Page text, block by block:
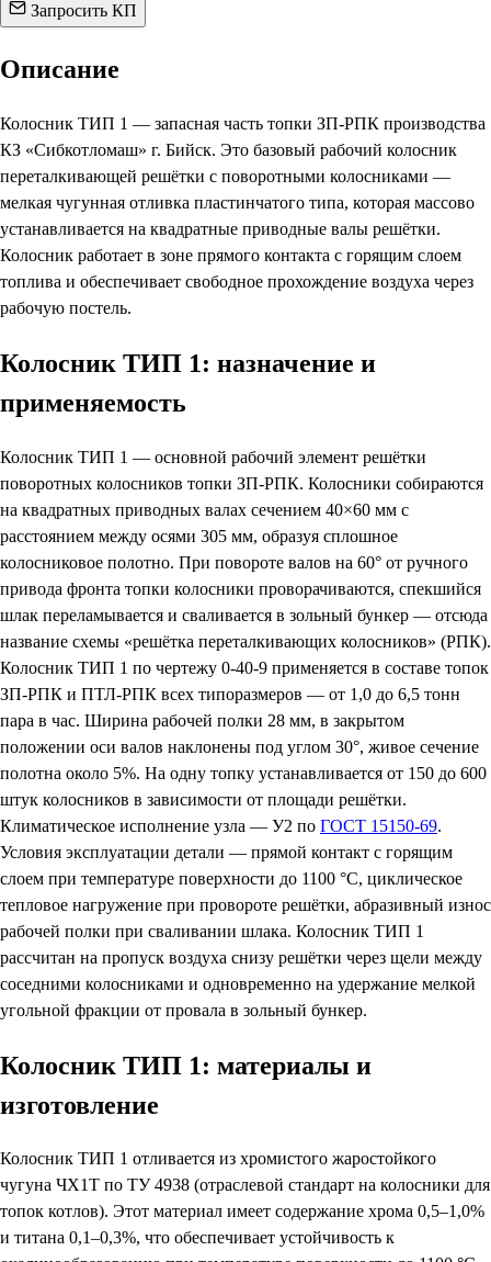
Запросить КП
Описание
Колосник ТИП 1 — запасная часть топки ЗП-РПК производства
КЗ «Сибкотломаш» г. Бийск. Это базовый рабочий колосник
переталкивающей решётки с поворотными колосниками —
мелкая чугунная отливка пластинчатого типа, которая массово
устанавливается на квадратные приводные валы решётки.
Колосник работает в зоне прямого контакта с горящим слоем
топлива и обеспечивает свободное прохождение воздуха через
рабочую постель.
Колосник ТИП 1: назначение и
применяемость
Колосник ТИП 1 — основной рабочий элемент решётки
поворотных колосников топки ЗП-РПК. Колосники собираются
на квадратных приводных валах сечением 40×60 мм с
расстоянием между осями 305 мм, образуя сплошное
колосниковое полотно. При повороте валов на 60° от ручного
привода фронта топки колосники проворачиваются, спекшийся
шлак переламывается и сваливается в зольный бункер — отсюда
название схемы «решётка переталкивающих колосников» (РПК).
Колосник ТИП 1 по чертежу 0-40-9 применяется в составе топок
ЗП-РПК и ПТЛ-РПК всех типоразмеров — от 1,0 до 6,5 тонн
пара в час. Ширина рабочей полки 28 мм, в закрытом
положении оси валов наклонены под углом 30°, живое сечение
полотна около 5%. На одну топку устанавливается от 150 до 600
штук колосников в зависимости от площади решётки.
Климатическое исполнение узла — У2 по ГОСТ 15150-69.
Условия эксплуатации детали — прямой контакт с горящим
слоем при температуре поверхности до 1100 °C, циклическое
тепловое нагружение при провороте решётки, абразивный износ
рабочей полки при сваливании шлака. Колосник ТИП 1
рассчитан на пропуск воздуха снизу решётки через щели между
соседними колосниками и одновременно на удержание мелкой
угольной фракции от провала в зольный бункер.
Колосник ТИП 1: материалы и
изготовление
Колосник ТИП 1 отливается из хромистого жаростойкого
чугуна ЧХ1Т по ТУ 4938 (отраслевой стандарт на колосники для
топок котлов). Этот материал имеет содержание хрома 0,5–1,0%
и титана 0,1–0,3%, что обеспечивает устойчивость к